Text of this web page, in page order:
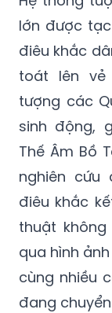
lớn được
điêu khắc
toát lên vẻ
tượng các
sinh động,
Thế Âm Bồ
nghiên cứu
điêu khắc
thuật
qua hình
cùng nhiều
đang